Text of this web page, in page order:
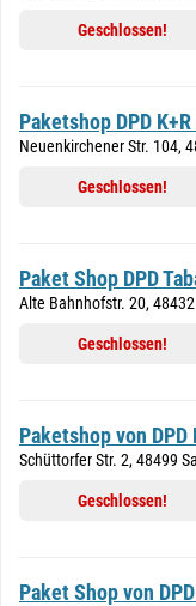
Geschlossen!
Paketshop DPD
Neuenkirchener Str. 104,
Geschlossen!
Paket Shop DPD
Alte Bahnhofstr. 20,
Geschlossen!
Paketshop von DPD
Schüttorfer Str. 2, 48499
Geschlossen!
Paket Shop von